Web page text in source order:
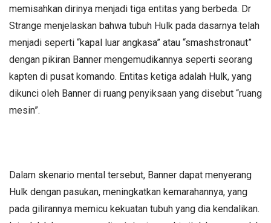
memisahkan dirinya menjadi tiga entitas yang berbeda. Dr
Strange menjelaskan bahwa tubuh Hulk pada dasarnya telah
menjadi seperti “kapal luar angkasa” atau “smashstronaut”
dengan pikiran Banner mengemudikannya seperti seorang
kapten di pusat komando. Entitas ketiga adalah Hulk, yang
dikunci oleh Banner di ruang penyiksaan yang disebut “ruang
mesin”.
Dalam skenario mental tersebut, Banner dapat menyerang
Hulk dengan pasukan, meningkatkan kemarahannya, yang
pada gilirannya memicu kekuatan tubuh yang dia kendalikan.